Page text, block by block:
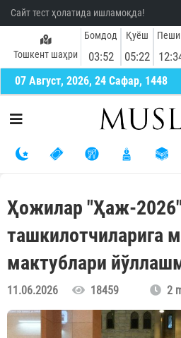
Сайт тест ҳолатида ишламоқда!
Тошкент шаҳри
Бомдод
03:52
Қуёш
05:22
07 Август, 2026, 24 Сафар, 1448
Ҳожилар "Ҳаж-2026"
ташкилотчиларига
мактублари
11.06.2026 18459 2